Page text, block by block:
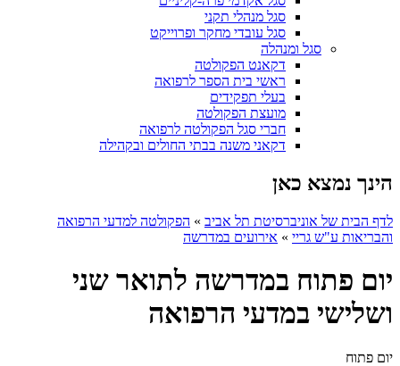
סגל מנהלי תקני
סגל עובדי מחקר ופרוייקט
סגל ומנהלה
דקאנט הפקולטה
ראשי בית הספר לרפואה
בעלי תפקידים
מועצת הפקולטה
חברי סגל הפקולטה לרפואה
דקאני משנה בבתי החולים ובקהילה
הינך נמצא כאן
לדף הבית של אוניברסיטת תל אביב » הפקולטה למדעי הרפואה
והבריאות ע"ש גריי » אירועים במדרשה
יום פתוח במדרשה לתואר שני
ושלישי במדעי הרפואה
יום פתוח